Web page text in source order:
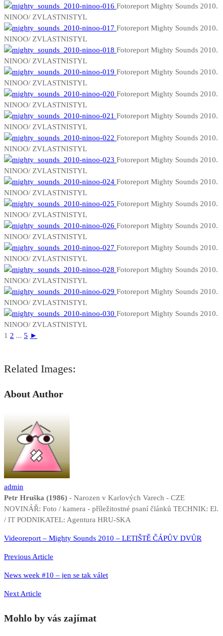
Fotoreport Mighty Sounds 2010.
NINOO/ ZVLASTNISTYL
Fotoreport Mighty Sounds 2010.
NINOO/ ZVLASTNISTYL
Fotoreport Mighty Sounds 2010.
NINOO/ ZVLASTNISTYL
Fotoreport Mighty Sounds 2010.
NINOO/ ZVLASTNISTYL
Fotoreport Mighty Sounds 2010.
NINOO/ ZVLASTNISTYL
Fotoreport Mighty Sounds 2010.
NINOO/ ZVLASTNISTYL
Fotoreport Mighty Sounds 2010.
NINOO/ ZVLASTNISTYL
Fotoreport Mighty Sounds 2010.
NINOO/ ZVLASTNISTYL
Fotoreport Mighty Sounds 2010.
NINOO/ ZVLASTNISTYL
Fotoreport Mighty Sounds 2010.
NINOO/ ZVLASTNISTYL
Fotoreport Mighty Sounds 2010.
NINOO/ ZVLASTNISTYL
Fotoreport Mighty Sounds 2010.
NINOO/ ZVLASTNISTYL
Fotoreport Mighty Sounds 2010.
NINOO/ ZVLASTNISTYL
Fotoreport Mighty Sounds 2010.
NINOO/ ZVLASTNISTYL
Fotoreport Mighty Sounds 2010.
NINOO/ ZVLASTNISTYL
1 2 ... 5 ►
Related Images:
About Author
admin
Petr Hruška (1986) - Narozen v Karlových Varech - CZE
NOVINÁŘ: Foto / kamera - příležitostné psaní článků TECHNIK: El.
/ IT PODNIKATEL: Agentura HRU-SKA
Navigace
pro
Videoreport – Mighty Sounds 2010 – LETIŠTĚ ČÁPŮV DVŮR
Previous Article
News week #10 – jen se tak válet
Next Article
Mohlo by vás zajímat